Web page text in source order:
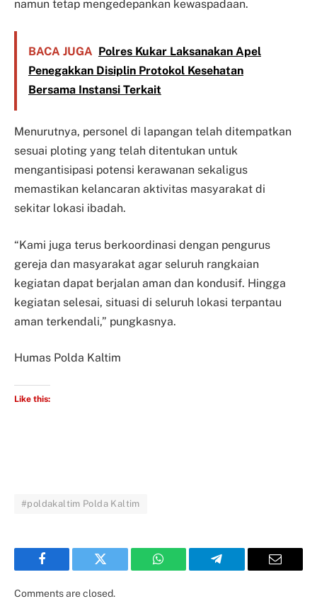
namun tetap mengedepankan kewaspadaan.
BACA JUGA Polres Kukar Laksanakan Apel
Penegakkan Disiplin Protokol Kesehatan
Bersama Instansi Terkait
Menurutnya, personel di lapangan telah ditempatkan
sesuai ploting yang telah ditentukan untuk
mengantisipasi potensi kerawanan sekaligus
memastikan kelancaran aktivitas masyarakat di
sekitar lokasi ibadah.
“Kami juga terus berkoordinasi dengan pengurus
gereja dan masyarakat agar seluruh rangkaian
kegiatan dapat berjalan aman dan kondusif. Hingga
kegiatan selesai, situasi di seluruh lokasi terpantau
aman terkendali,” pungkasnya.
Humas Polda Kaltim
Like this:
#poldakaltim Polda Kaltim
Facebook Twitter WhatsApp Telegram Email
Comments are closed.